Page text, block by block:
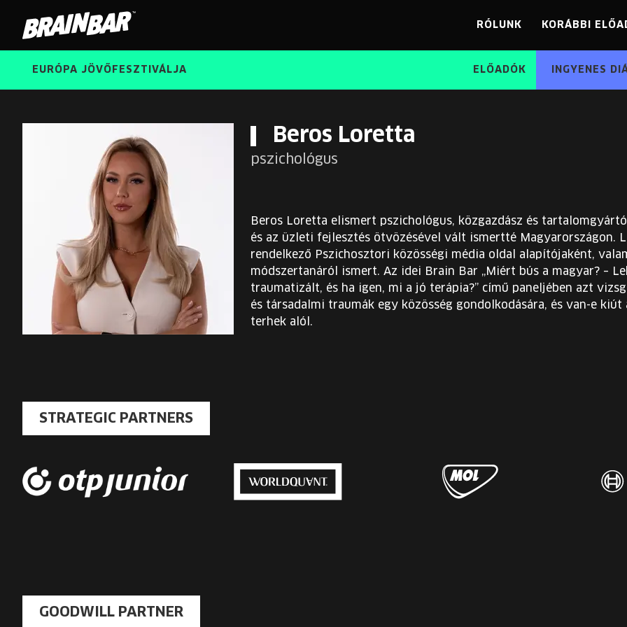
Bar
RÓLUNK KORÁBBI
EURÓPA JÖVŐFESZTIVÁLJA ELŐADÓK INGYENES
Beros Loretta
pszichológus
Beros Loretta elismert pszichológus, közgazdász és
és az üzleti fejlesztés ötvözésével vált ismertté Magyarországon.
rendelkező Pszichosztori közösségi média oldal alapítójaként,
módszertanáról ismert. Az idei Brain Bar „Miért bús a magyar? –
traumatizált, és ha igen, mi a jó terápia?” című paneljében azt
és társadalmi traumák egy közösség gondolkodására, és van-e
terhek alól.
STRATEGIC PARTNERS
GOODWILL PARTNER